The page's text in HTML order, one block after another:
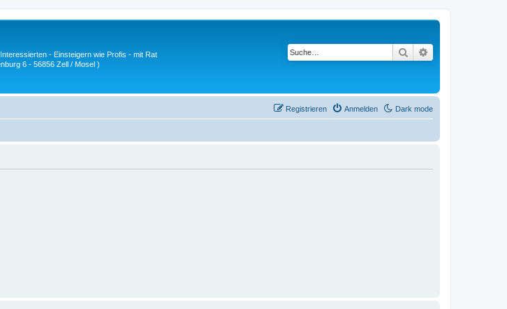
- Einsteigern wie Profis - mit Rat
6 - 56856 Zell / Mosel )
Suche
Dark mode
Anmelden
Registrieren